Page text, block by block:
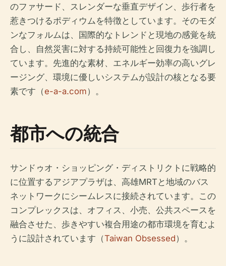
のファサード、スレンダーな垂直デザイン、歩行者を
惹きつけるポディウムを特徴としています。そのモダ
ンなフォルムは、国際的なトレンドと現地の感覚を統
合し、自然災害に対する持続可能性と回復力を強調し
ています。先進的な素材、エネルギー効率の高いグレ
ージング、環境に優しいシステムが設計の核となる要
素です（e-a-a.com）。
都市への統合
サンドゥオ・ショッピング・ディストリクトに戦略的
に位置するアジアプラザは、高雄MRTと地域のバス
ネットワークにシームレスに接続されています。この
コンプレックスは、オフィス、小売、公共スペースを
融合させた、歩きやすい複合用途の都市環境を育むよ
うに設計されています（Taiwan Obsessed）。